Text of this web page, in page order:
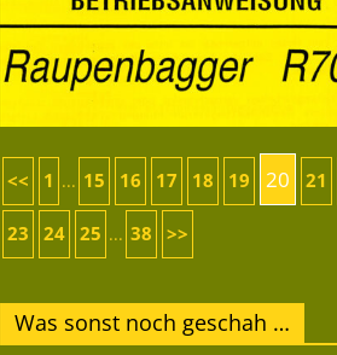
<< 1 ... 15 16 17 18 19 20 21
23 24 25 ... 38 >>
Was sonst noch geschah …